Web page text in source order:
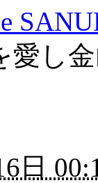
し金
日